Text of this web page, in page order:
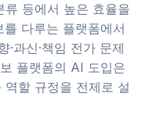
등에서 높은 효율을
다루는 플랫폼에서
과신·책임 전가 문제
플랫폼의 AI 도입은
할 규정을 전제로 설